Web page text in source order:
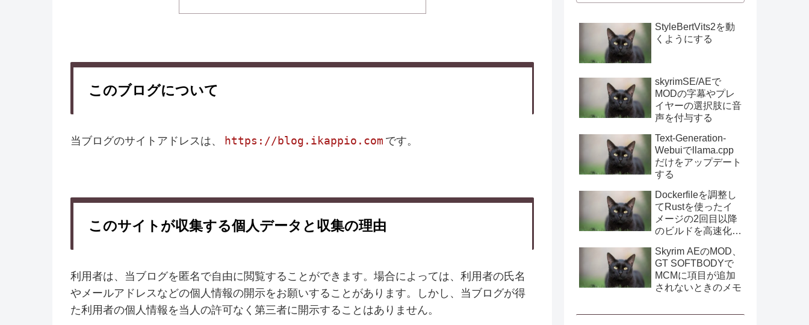
このブログについて
当ブログのサイトアドレスは、 https://blog.ikappio.com です。
このサイトが収集する個人データと収集の理由
利用者は、当ブログを匿名で自由に閲覧することができます。場合によっては、利用者の氏名
やメールアドレスなどの個人情報の開示をお願いすることがあります。しかし、当ブログが得
た利用者の個人情報を当人の許可なく第三者に開示することはありません。
StyleBertVits2を動
くようにする
skyrimSE/AEで
MODの字幕やプレ
イヤーの選択肢に音
声を付与する
Text-Generation-
Webuiでllama.cpp
だけをアップデート
する
Dockerfileを調整し
てRustを使ったイ
メージの2回目以降
のビルドを高速化す
Skyrim AEのMOD、
GT SOFTBODYで
MCMに項目が追加
されないときのメモ